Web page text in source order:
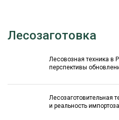
Лесозаготовка
Лесовозная техника в
перспективы
Лесозаготовительная
и реальность